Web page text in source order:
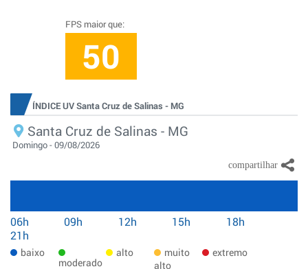
FPS maior que:
50
ÍNDICE UV Santa Cruz de Salinas - MG
Santa Cruz de Salinas - MG
Domingo - 09/08/2026
06h 09h 12h 15h
18h
21h
baixo
moderado
alto
muito
alto
extremo